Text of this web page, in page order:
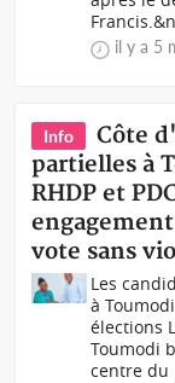
il y a 5
Info
Côte
partielles à
RHDP et
vote sans
Les
à
élections
Toumodi
centre du